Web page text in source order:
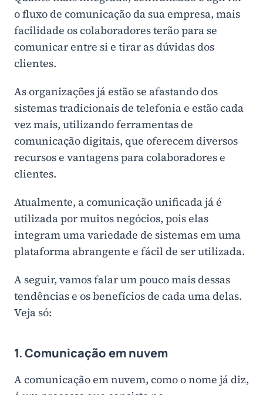
o fluxo de comunicação da sua empresa, mais
facilidade os colaboradores terão para se
comunicar entre si e tirar as dúvidas dos
clientes.
As organizações já estão se afastando dos
sistemas tradicionais de telefonia e estão cada
vez mais, utilizando ferramentas de
comunicação digitais, que oferecem diversos
recursos e vantagens para colaboradores e
clientes.
Atualmente, a comunicação unificada já é
utilizada por muitos negócios, pois elas
integram uma variedade de sistemas em uma
plataforma abrangente e fácil de ser utilizada.
A seguir, vamos falar um pouco mais dessas
tendências e os benefícios de cada uma delas.
Veja só:
1. Comunicação em nuvem
A comunicação em nuvem, como o nome já diz,